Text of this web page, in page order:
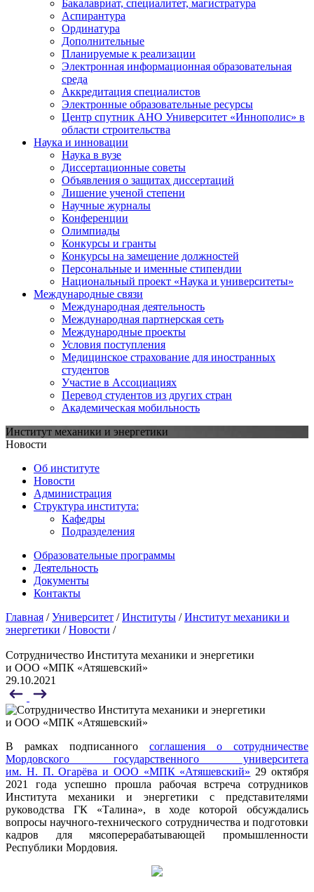
Бакалавриат, специалитет, магистратура
Аспирантура
Ординатура
Дополнительные
Планируемые к реализации
Электронная информационная образовательная
среда
Аккредитация специалистов
Электронные образовательные ресурсы
Центр спутник АНО Университет «Иннополис» в
области строительства
Наука и инновации
Наука в вузе
Диссертационные советы
Объявления о защитах диссертаций
Лишение ученой степени
Научные журналы
Конференции
Олимпиады
Конкурсы и гранты
Конкурсы на замещение должностей
Персональные и именные стипендии
Национальный проект «Наука и университеты»
Международные связи
Международная деятельность
Международная партнерская сеть
Международные проекты
Условия поступления
Медицинское страхование для иностранных
студентов
Участие в Ассоциациях
Перевод студентов из других стран
Академическая мобильность
Институт механики и энергетики
Новости
Об институте
Новости
Администрация
Структура института:
Кафедры
Подразделения
Образовательные программы
Деятельность
Документы
Контакты
Главная /Университет /Институты /Институт механики и
энергетики /Новости /
Сотрудничество Института механики и энергетики
и ООО «МПК «Атяшевский»
29.10.2021
В рамках подписанного соглашения о сотрудничестве
Мордовского государственного университета
им. Н. П. Огарёва и ООО «МПК «Атяшевский» 29 октября
2021 года успешно прошла рабочая встреча сотрудников
Института механики и энергетики с представителями
руководства ГК «Талина», в ходе которой обсуждались
вопросы научного-технического сотрудничества и подготовки
кадров для мясоперерабатывающей промышленности
Республики Мордовия.